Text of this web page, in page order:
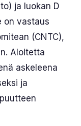
ja luokan D
on vastaus
(CNTC),
Aloitetta
askeleena
ja